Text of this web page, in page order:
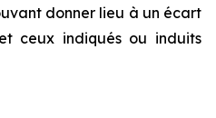
donner lieu à un écart
ceux indiqués ou induits